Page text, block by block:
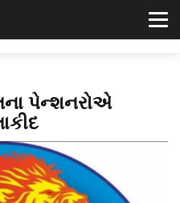
પેન્શનરોએ